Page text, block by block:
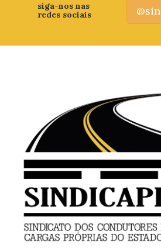
siga-nos nas
redes sociais